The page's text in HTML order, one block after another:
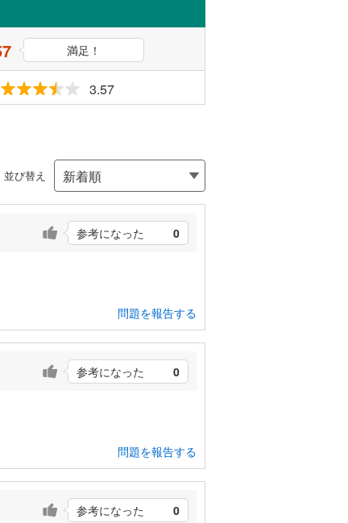
満足！
3.57
並び替え
参考になった 0
問題を報告する
参考になった 0
問題を報告する
参考になった 0